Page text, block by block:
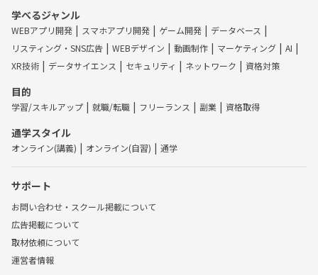
学べるジャンル
WEBアプリ開発 スマホアプリ開発 ゲーム開発
データベース
リスティング・SNS広告
WEBデザイン 動画制作 マーケティング
AI
XR技術
データサイエンス セキュリティ ネットワーク 資格対策
目的
学習/スキルアップ 就職/転職 フリーランス 副業 資格取得
通学スタイル
オンライン(講義) オンライン(自習) 通学
サポート
お問い合わせ・スクール掲載について
広告掲載について
取材依頼について
運営者情報